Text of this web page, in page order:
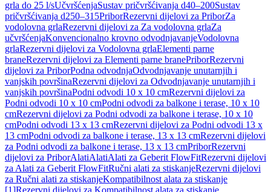
grla do 25 l/sUčvršćenjaSustav pričvršćivanja d40–200Sustav
pričvršćivanja d250–315PriborRezervni dijelovi za PriborZa
vodolovna grlaRezervni dijelovi za Za vodolovna grlaZa
učvršćenjaKonvencionalno krovno odvodnjavanjeVodolovna
grlaRezervni dijelovi za Vodolovna grlaElementi parne
braneRezervni dijelovi za Elementi parne branePriborRezervni
dijelovi za PriborPodna odvodnjaOdvodnjavanje unutarnjih i
vanjskih površinaRezervni dijelovi za Odvodnjavanje unutarnjih i
vanjskih površinaPodni odvodi 10 x 10 cmRezervni dijelovi za
Podni odvodi 10 x 10 cmPodni odvodi za balkone i terase, 10 x 10
cmRezervni dijelovi za Podni odvodi za balkone i terase, 10 x 10
cmPodni odvodi 13 x 13 cmRezervni dijelovi za Podni odvodi 13 x
13 cmPodni odvodi za balkone i terase, 13 x 13 cmRezervni dijelovi
za Podni odvodi za balkone i terase, 13 x 13 cmPriborRezervni
dijelovi za PriborAlatiAlatiAlati za Geberit FlowFitRezervni dijelovi
za Alati za Geberit FlowFitRučni alati za stiskanjeRezervni dijelovi
za Ručni alati za stiskanjeKompatibilnost alata za stiskanje
[1]Rezervni dijelovi za Kompatibilnost alata za stiskanje